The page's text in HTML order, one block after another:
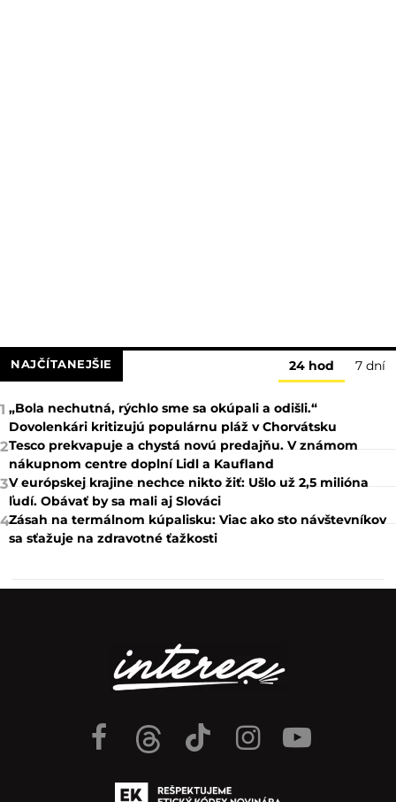
NAJČÍTANEJŠIE 24 hod 7 dní
1 „Bola nechutná, rýchlo sme sa okúpali a odišli.“
Dovolenkári kritizujú populárnu pláž v Chorvátsku
2Tesco prekvapuje a chystá novú predajňu. V známom
nákupnom centre doplní Lidl a Kaufland
3V európskej krajine nechce nikto žiť: Ušlo už 2,5 milióna
ľudí. Obávať by sa mali aj Slováci
4Zásah na termálnom kúpalisku: Viac ako sto návštevníkov
sa sťažuje na zdravotné ťažkosti